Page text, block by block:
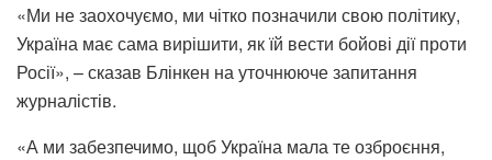
«Ми не заохочуємо, ми чітко позначили свою політику,
Україна має сама вирішити, як їй вести бойові дії проти
Росії», – сказав Блінкен на уточнююче запитання
журналістів.
«А ми забезпечимо, щоб Україна мала те озброєння,